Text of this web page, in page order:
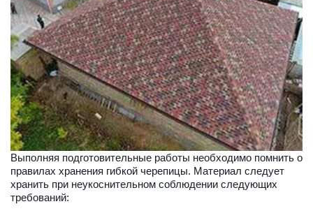
Выполняя подготовительные работы необходимо помнить о
правилах хранения гибкой черепицы. Материал следует
хранить при неукоснительном соблюдении следующих
требований: